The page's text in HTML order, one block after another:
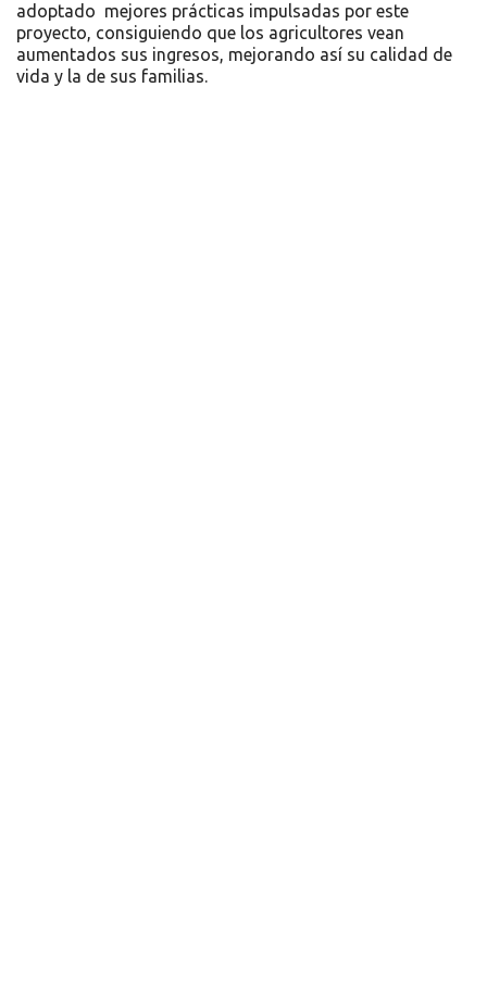
adoptado mejores prácticas impulsadas por este
proyecto, consiguiendo que los agricultores vean
aumentados sus ingresos, mejorando así su calidad de
vida y la de sus familias.